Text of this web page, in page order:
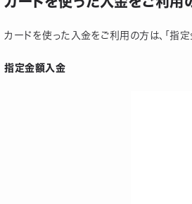
カードを使った入金をご利用の方は、「指
指定金額入金